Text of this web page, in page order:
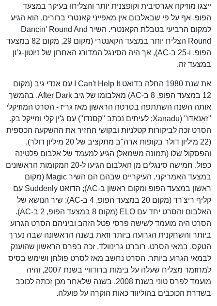
ייצגו מוזיקה אגרסיבית וקופצנית יותר והצליחו בעיקר במצעד
הפופ. אף על פי שבאלבום אין מאפייני קאנטרי ברורים, הוא הגיע
למקום הרביעי בטבלת הקאנטרי. השיר Dancin' Round And
Round הצליח יותר במצעד הקאנטרי (מקום 29, מקום 82 במצעד
הפופ, ו-25 ב-AC), אך היה הסינגל המדורג האחרון של ניוטון-ג’ון
במצעד זה.
את שנת 1980 החלה בדואט I Can't Help It עם אנדי גיב (מקום
12 במצעד הפופ, 8 ב-AC) מאלבומו של גיב After Dark. בהמשך
אותה השנה השתתפה בסרטה הראשון מאז גריז - הסרט המוזיקלי
"זאנאדו" (Xanadu; לעיתים נכתב "קסנדו") עם ג'ין קלי ומייקל בק.
הסרט זכה לביקורות קטלניות ובקושי החזיר את ההשקעה הכספית
(22 מיליון דולר בקופות ארה"ב מתקציב של 20 מיליון דולר),
והפסקול שלו (תמונה משמאל) הגיע למעמד של אלבום פלטינה
כפול. חמישה סינגלים מן האלבום הגיעו ל-20 המקומות הראשונים
במצעד האמריקני. העיקריים שבהם הם השיר Magic (מקום
ראשון במצעד הפופ ומקום ראשון ב-AC); הדואט Suddenly עם
קליף ריצ'רד (מקום 20 במצעד הפופ, 4 ב-AC); שיר הנושא של
האלבום והסרט יחד עם ELO (מקום 8 במצעד הפופ, 2 ב-AC).
הסרט היה מועמד לשישה פרסי פטל הזהב וביניהם הסרט הגרוע
ביותר והשחקנית הגרועה ביותר וזאת בשנה הראשונה שבה נערך
הטקס. במאי הסרט, רוברט גרינוולד, זכה בפרס הראשון שהוענק
לבמאי הגרוע ביותר. הסרט נחשב מאז לסרט פולחן ושימש בסיס
למחזמר מצליח שעלה על בימות ברודוויי בשנת 2007, והיה
מועמד לפרס טוני בשנת 2008. בשנה שלאחר מכן זכתה לכוכב
בשדרת הכוכבים בהוליווד כאות הוקרה על פועלה.